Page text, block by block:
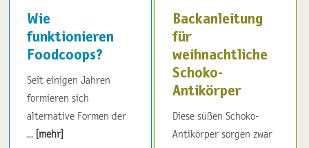
Wie
funktionieren
Foodcoops?
Seit einigen Jahren
formieren sich
alternative Formen der
... [mehr]
Backanleitung
für
weihnachtliche
Schoko-
Antikörper
Diese süßen Schoko-
Antikörper sorgen zwar